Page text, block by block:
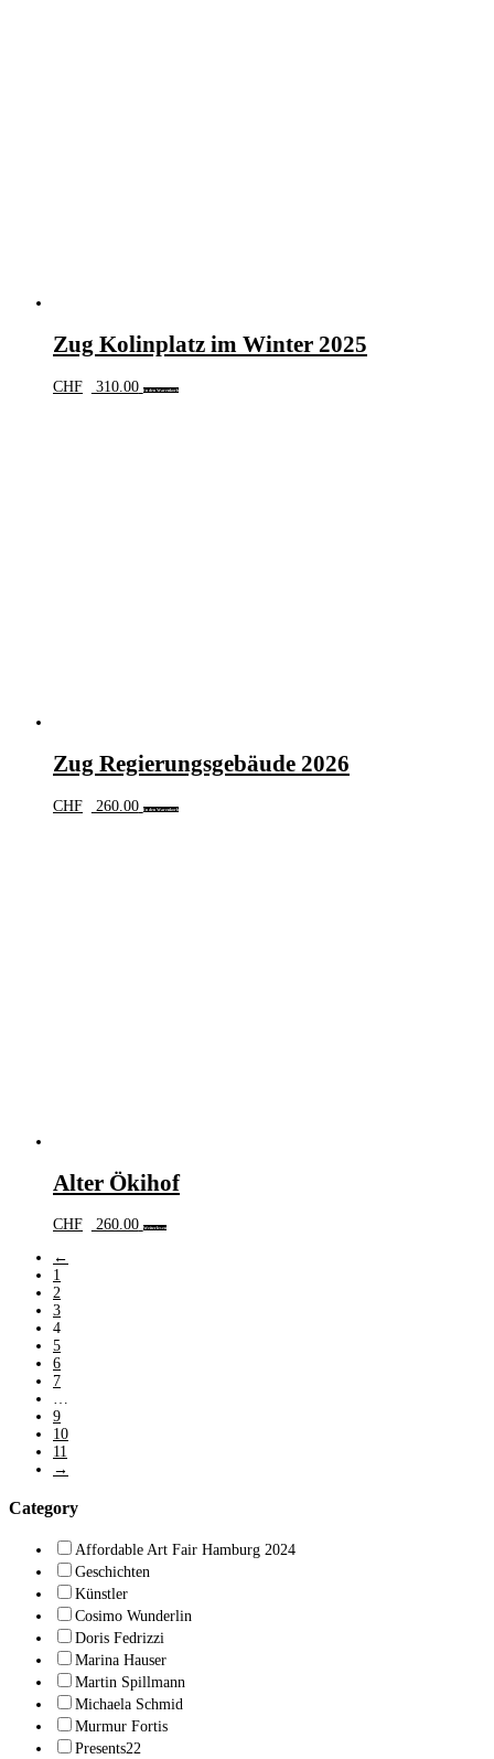
Zug Kolinplatz im Winter 2025
CHF 310.00 In den Warenkorb
Zug Regierungsgebäude 2026
CHF 260.00 In den Warenkorb
Alter Ökihof
CHF 260.00 Weiterlesen
←
1
2
3
4
5
6
7
…
9
10
11
→
Category
Affordable Art Fair Hamburg 2024
Geschichten
Künstler
Cosimo Wunderlin
Doris Fedrizzi
Marina Hauser
Martin Spillmann
Michaela Schmid
Murmur Fortis
Presents22